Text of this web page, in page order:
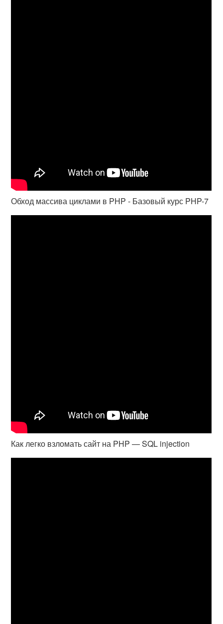
Обход массива циклами в PHP - Базовый курс PHP-7
Как легко взломать сайт на PHP — SQL injection